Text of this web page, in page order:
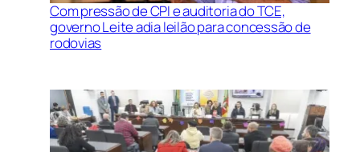
Com pressão de CPI e auditoria do TCE,
governo Leite adia leilão para concessão de
rodovias